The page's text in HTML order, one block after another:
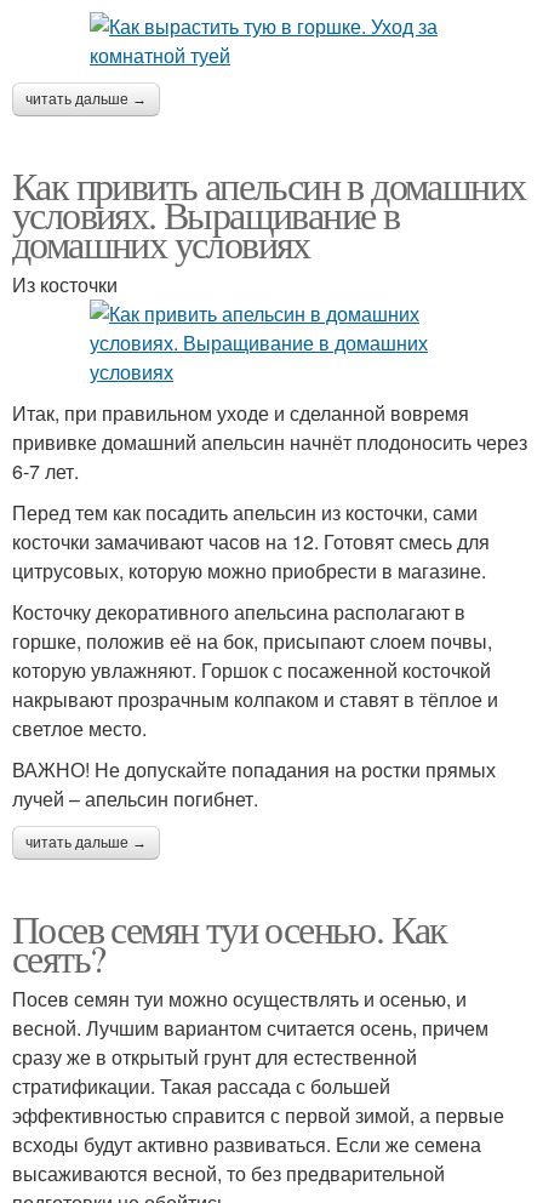
читать дальше →
Как привить апельсин в домашних
условиях. Выращивание в
домашних условиях
Из косточки
Итак, при правильном уходе и сделанной вовремя
прививке домашний апельсин начнёт плодоносить через
6-7 лет.
Перед тем как посадить апельсин из косточки, сами
косточки замачивают часов на 12. Готовят смесь для
цитрусовых, которую можно приобрести в магазине.
Косточку декоративного апельсина располагают в
горшке, положив её на бок, присыпают слоем почвы,
которую увлажняют. Горшок с посаженной косточкой
накрывают прозрачным колпаком и ставят в тёплое и
светлое место.
ВАЖНО! Не допускайте попадания на ростки прямых
лучей – апельсин погибнет.
читать дальше →
Посев семян туи осенью. Как
сеять?
Посев семян туи можно осуществлять и осенью, и
весной. Лучшим вариантом считается осень, причем
сразу же в открытый грунт для естественной
стратификации. Такая рассада с большей
эффективностью справится с первой зимой, а первые
всходы будут активно развиваться. Если же семена
высаживаются весной, то без предварительной